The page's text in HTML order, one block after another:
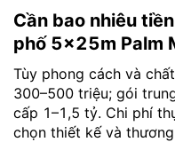
Cần bao nhiêu
phố 5×25m Palm
Tùy phong cách và
300–500 triệu; gói
cấp 1–1,5 tỷ. Chi phí
chọn thiết kế và